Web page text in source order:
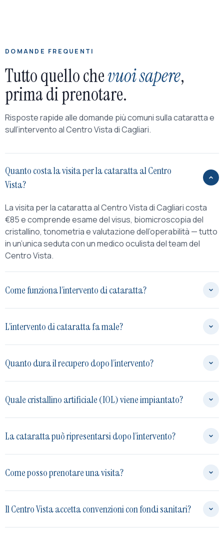
DOMANDE FREQUENTI
Tutto quello chevuoi sapere,
prima di prenotare.
Risposte rapide alle domande più comuni sulla cataratta e
sull’intervento al Centro Vista di Cagliari.
Quanto costa la visita per la cataratta al Centro
Vista?
La visita per la cataratta al Centro Vista di Cagliari costa
€85 e comprende esame del visus, biomicroscopia del
cristallino, tonometria e valutazione dell’operabilità — tutto
in un’unica seduta con un medico oculista del team del
Centro Vista.
Come funziona l’intervento di cataratta?
L’intervento di cataratta fa male?
Quanto dura il recupero dopo l’intervento?
Quale cristallino artificiale (IOL) viene impiantato?
La cataratta può ripresentarsi dopo l’intervento?
Come posso prenotare una visita?
Il Centro Vista accetta convenzioni con fondi sanitari?